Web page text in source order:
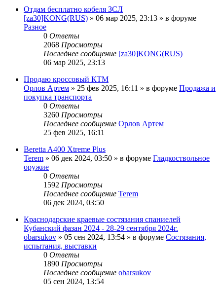
Отдам бесплатно кобеля ЗСЛ
[za30]KONG(RUS) » 06 мар 2025, 23:13 » в форуме
Разное
0 Ответы
2068 Просмотры
Последнее сообщение [za30]KONG(RUS)
06 мар 2025, 23:13
Продаю кроссовый КТМ
Орлов Артем » 25 фев 2025, 16:11 » в форуме Продажа и
покупка транспорта
0 Ответы
3260 Просмотры
Последнее сообщение Орлов Артем
25 фев 2025, 16:11
Beretta A400 Xtreme Plus
Terem » 06 дек 2024, 03:50 » в форуме Гладкоствольное
оружие
0 Ответы
1592 Просмотры
Последнее сообщение Terem
06 дек 2024, 03:50
Краснодарские краевые состязания спаниелей
Кубанский фазан 2024 - 28-29 сентября 2024г.
obarsukov » 05 сен 2024, 13:54 » в форуме Состязания,
испытания, выставки
0 Ответы
1890 Просмотры
Последнее сообщение obarsukov
05 сен 2024, 13:54